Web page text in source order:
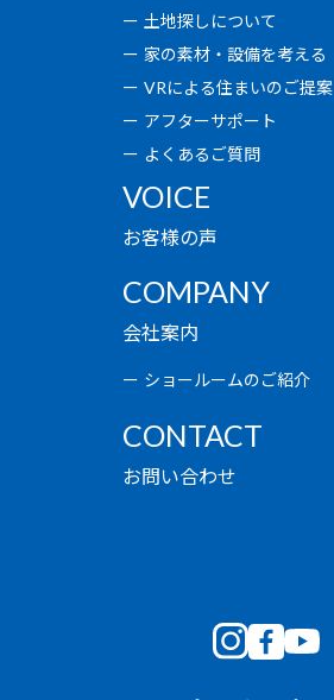
土地探しについて
家の素材・設備を考える
VRによる住まいのご提案
アフターサポート
よくあるご質問
VOICE
お客様の声
COMPANY
会社案内
ショールームのご紹介
CONTACT
お問い合わせ